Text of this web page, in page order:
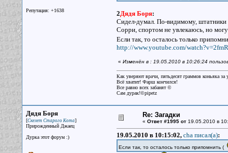
Репутация: +1638 2Дядя Боря:
Сидел-думал. По-видимому,
Сорри, спортом не увлекаюсь, но
Если так, то осталось только
http://www.youtube.com/
« Изменён в : 19.05.2010 в 10:26:24
Как уверяют врачи, пятьдесят граммов коньяка
Всё хватит! Фарш кончился!
Все равно всех забанят ©
Сам дурак!©pipetz
Дядя Боря
[Скелет Старого Кота]
Прирожденный Джаец
Дурка этот форум :)
Re: Загадки
« Ответ #1995 от19.05.2010 в
19.05.2010 в 10:15:02, cha писал(a):
Если так, то осталось только припомнить (